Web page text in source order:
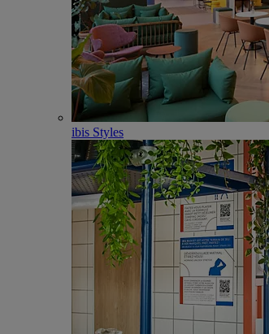
ibis Styles